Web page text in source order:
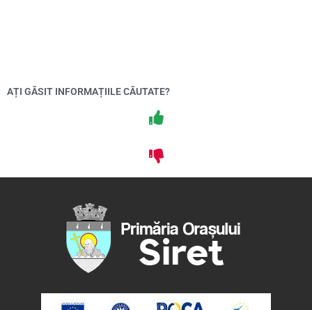
AȚI GĂSIT INFORMAȚIILE CĂUTATE?